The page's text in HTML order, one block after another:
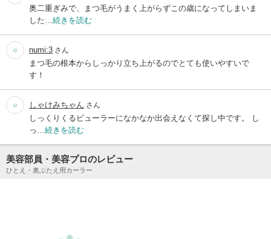
奥二重ぎみで、まつ毛がうまく上がらずこの歳になってしまいま
した… 続きを読む
numi:3 さん
まつ毛の根本からしっかり立ち上がるのでとても使いやすいで
す！
しゃけみちゃん さん
しっくりくるビューラーになかなか出会えなくて探し中です。 し
っ… 続きを読む
美容部員・美容プロのレビュー
ひとえ・奥ぶたえ用カーラー